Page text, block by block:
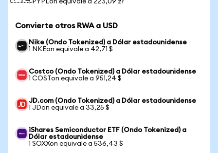
1 PYPLon equivale a 223,09 zł
Convierte otros RWA a USD
Nike (Ondo Tokenized) a Dólar estadounidense
1 NKEon equivale a 42,71 $
Costco (Ondo Tokenized) a Dólar estadounidense
1 COSTon equivale a 951,24 $
JD.com (Ondo Tokenized) a Dólar estadounidense
1 JDon equivale a 33,25 $
iShares Semiconductor ETF (Ondo Tokenized) a
Dólar estadounidense
1 SOXXon equivale a 536,43 $